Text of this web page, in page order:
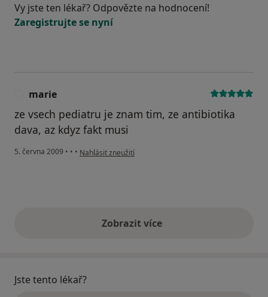
Vy jste ten lékař? Odpovězte na hodnocení!
Zaregistrujte se nyní
marie
ze vsech pediatru je znam tim, ze antibiotika
dava, az kdyz fakt musi
5. června 2009 • • • podle názoru uživatele marie
Nahlásit zneužití
Zobrazit vícevýše uvedené názory
Jste tento lékař?